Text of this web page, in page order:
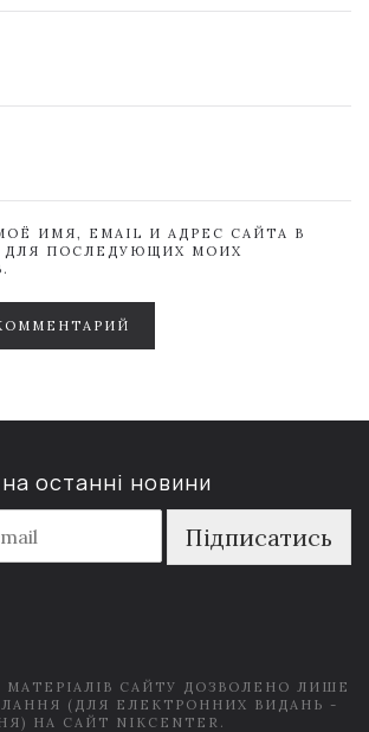
ИМЯ, EMAIL И АДРЕС САЙТА В
ДЛЯ ПОСЛЕДУЮЩИХ МОИХ
останні новини
Підписатись
САЙТУ ДОЗВОЛЕНО ЛИШЕ
(ДЛЯ ЕЛЕКТРОННИХ ВИДАНЬ -
НА САЙТ NIKCENTER.